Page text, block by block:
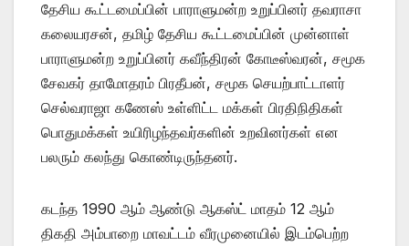
தேசிய கூட்டமைப்பின் பாராளுமன்ற உறுப்பினர் தவராசா
கலையரசன், தமிழ் தேசிய கூட்டமைப்பின் முன்னாள்
பாராளுமன்ற உறுப்பினர் கவீந்திரன் கோடீஸ்வரன், சமூக
சேவகர் தாமோதரம் பிரதீபன், சமூக செயற்பாட்டாளர்
செல்வராஜா கணேஸ் உள்ளிட்ட மக்கள் பிரதிநிதிகள்
பொதுமக்கள் உயிரிழந்தவர்களின் உறவினர்கள் என
பலரும் கலந்து கொண்டிருந்தனர்.
கடந்த 1990 ஆம் ஆண்டு ஆகஸ்ட் மாதம் 12 ஆம்
திகதி அம்பாறை மாவட்டம் வீரமுனையில் இடம்பெற்ற